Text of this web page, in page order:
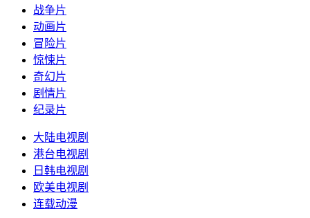
战争片
动画片
冒险片
惊悚片
奇幻片
剧情片
纪录片
大陆电视剧
港台电视剧
日韩电视剧
欧美电视剧
连载动漫